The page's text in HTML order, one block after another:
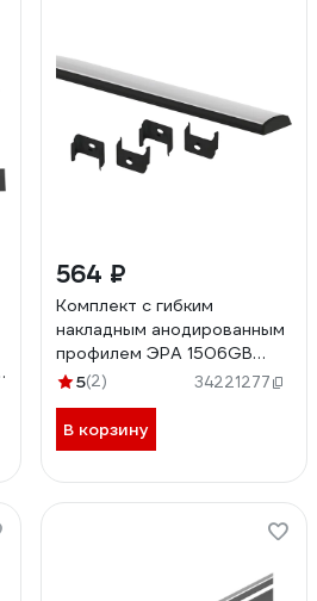
564 ₽
Комплект с гибким
накладным анодированным
профилем ЭРА 1506GB
15x6,4мм, 2м, черный
5(2) 34221277
В корзину